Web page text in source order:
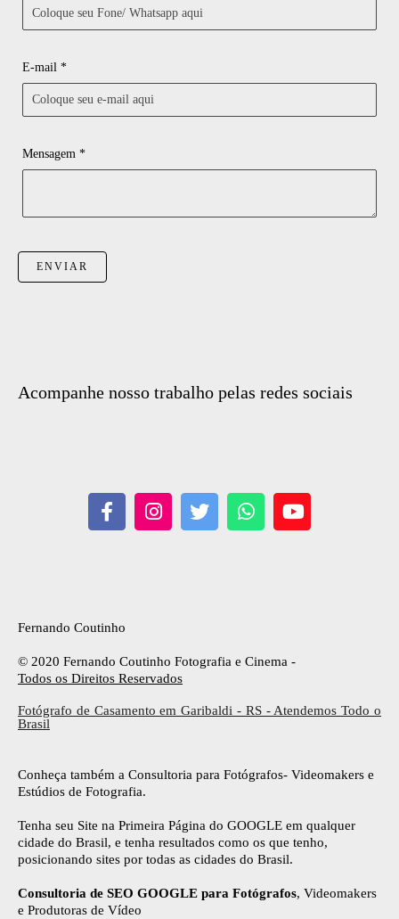
E-mail *
Mensagem *
ENVIAR
Acompanhe nosso trabalho pelas redes sociais
Fernando Coutinho
© 2020 Fernando Coutinho Fotografia e Cinema -
Todos os Direitos Reservados
Fotógrafo de Casamento em Garibaldi - RS - Atendemos Todo o
Brasil
Conheça também a Consultoria para Fotógrafos- Videomakers e
Estúdios de Fotografia.
Tenha seu Site na Primeira Página do GOOGLE em qualquer
cidade do Brasil, e tenha resultados como os que tenho,
posicionando sites por todas as cidades do Brasil.
Consultoria de SEO GOOGLE para Fotógrafos, Videomakers
e Produtoras de Vídeo